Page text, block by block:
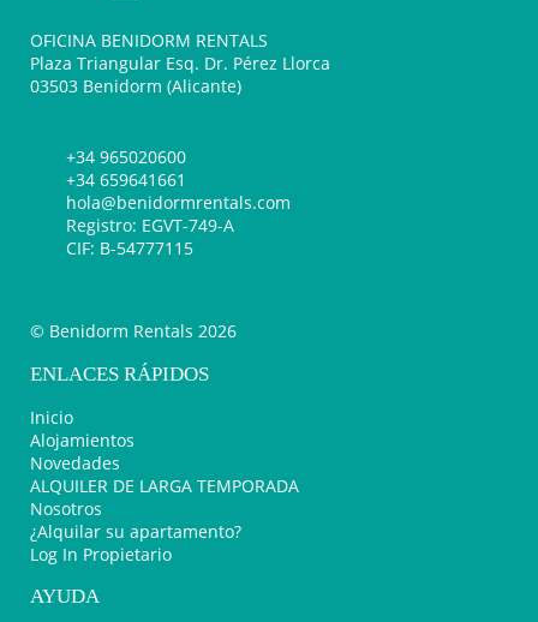
OFICINA BENIDORM RENTALS
Plaza Triangular Esq. Dr. Pérez Llorca
03503 Benidorm (Alicante)
+34 965020600
+34 659641661
hola@benidormrentals.com
Registro: EGVT-749-A
CIF: B-54777115
© Benidorm Rentals 2026
ENLACES RÁPIDOS
Inicio
Alojamientos
Novedades
ALQUILER DE LARGA TEMPORADA
Nosotros
¿Alquilar su apartamento?
Log In Propietario
AYUDA